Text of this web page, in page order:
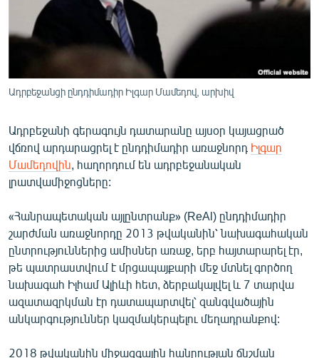
ՄՇԱԿՈՒՅԹ
ՍՊՈՐՏ
ՄԵԿՆԱԲԱՆՈՒԹՅՈՒՆ
ԱՐԽԻՎ
ՏԵՍԱՆՅՈՒԹԵՐ
ԲԱՆԱՎԵՃ
ՁԳՏԵԼՈՎ ԼԱՎԱԳՈՒՅՆԻՆ
ՓՈԴՔԱՍԹ
Հայերեն
English
Русский
Ադրբեջանցի ընդդիմադիր Իլգար Մամեդով, արխիվ
Ադրբեջանի գերագույն դատարանը այսօր կայացրած
վճռով արդարացրել է ընդդիմադիր առաջնորդ Իլգար
Մամեդովին , հաղորդում են ադրբեջանական
լրատվամիջոցները:
«Հանրապետական այլընտրանք» (ReAl) ընդդիմադիր
շարժման առաջնորդը 2013 թվականին՝ նախագահական
ընտրություններից ամիսներ առաջ, երբ հայտարարել էր,
թե պատրաստվում է մրցապայքարի մեջ մտնել գործող
նախագահ Իլհամ Ալիևի հետ, ձերբակալվել և 7 տարվա
ազատազրկման էր դատապարտվել՝ զանգվածային
անկարգություններ կազմակերպելու մեղադրանքով:
2018 թվականին միջազգային հանրության ճնշման